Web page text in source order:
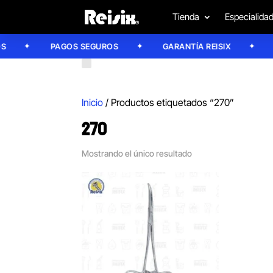
Tienda
PAGOS SEGUROS GARANTÍA REISIX
Inicio / Productos etiquetados “270”
270
Mostrando el único resultado